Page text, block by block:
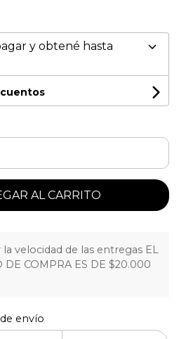
y obtené hasta
AL CARRITO
la velocidad de las entregas EL
COMPRA ES DE $20.000
envío